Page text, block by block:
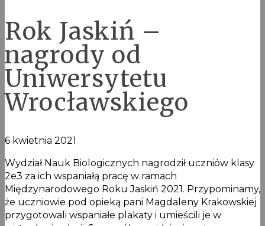
Rok Jaskiń –
nagrody od
Uniwersytetu
Wrocławskiego
6 kwietnia 2021
Wydział Nauk Biologicznych nagrodził uczniów klasy
2e3 za ich wspaniałą pracę w ramach
Międzynarodowego Roku Jaskiń 2021. Przypominamy,
że uczniowie pod opieką pani Magdaleny Krakowskiej
przygotowali wspaniałe plakaty i umieścili je w